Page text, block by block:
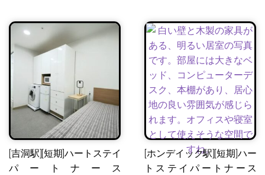
[吉洞駅][短期]ハートステイ
パートナース
[ホンデイック駅][短期]ハー
トステイパートナース